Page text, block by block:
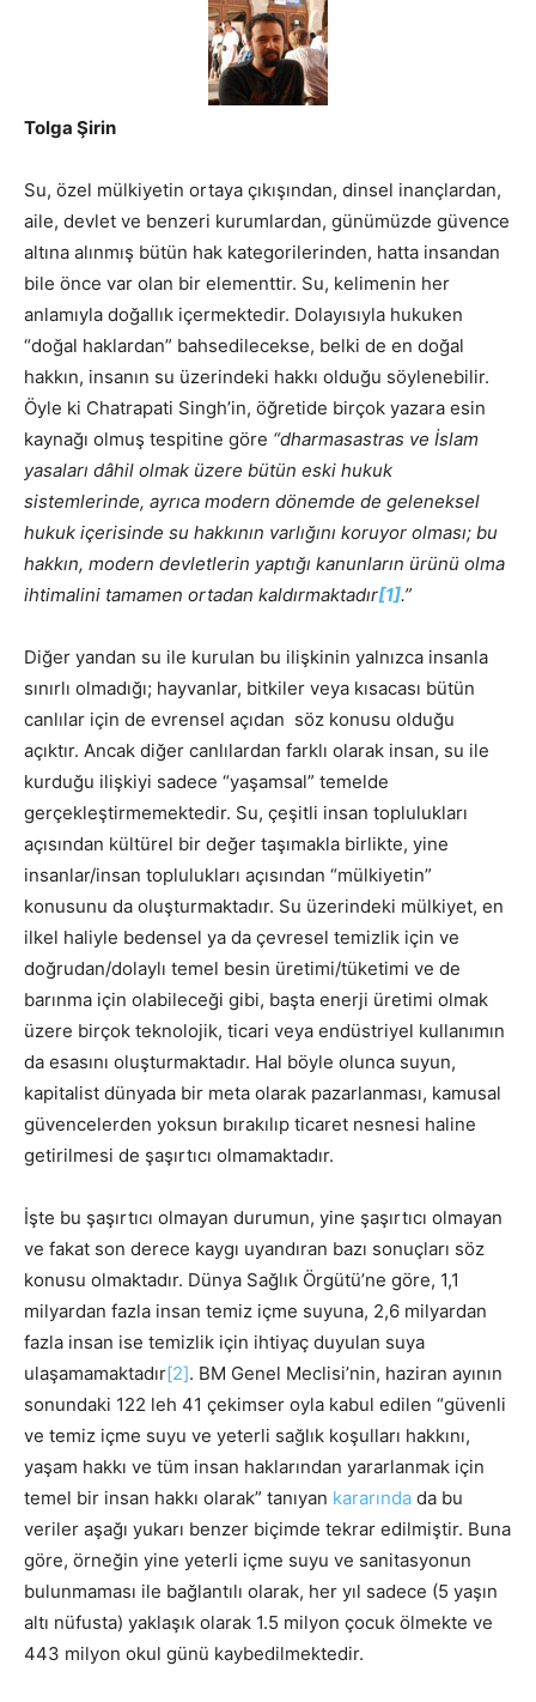
Tolga Şirin
Su, özel mülkiyetin ortaya çıkışından, dinsel inançlardan,
aile, devlet ve benzeri kurumlardan, günümüzde güvence
altına alınmış bütün hak kategorilerinden, hatta insandan
bile önce var olan bir elementtir. Su, kelimenin her
anlamıyla doğallık içermektedir. Dolayısıyla hukuken
“doğal haklardan” bahsedilecekse, belki de en doğal
hakkın, insanın su üzerindeki hakkı olduğu söylenebilir.
Öyle ki Chatrapati Singh’in, öğretide birçok yazara esin
kaynağı olmuş tespitine göre “dharmasastras ve İslam
yasaları dâhil olmak üzere bütün eski hukuk
sistemlerinde, ayrıca modern dönemde de geleneksel
hukuk içerisinde su hakkının varlığını koruyor olması; bu
hakkın, modern devletlerin yaptığı kanunların ürünü olma
ihtimalini tamamen ortadan kaldırmaktadır[1].”
Diğer yandan su ile kurulan bu ilişkinin yalnızca insanla
sınırlı olmadığı; hayvanlar, bitkiler veya kısacası bütün
canlılar için de evrensel açıdan söz konusu olduğu
açıktır. Ancak diğer canlılardan farklı olarak insan, su ile
kurduğu ilişkiyi sadece “yaşamsal” temelde
gerçekleştirmemektedir. Su, çeşitli insan toplulukları
açısından kültürel bir değer taşımakla birlikte, yine
insanlar/insan toplulukları açısından “mülkiyetin”
konusunu da oluşturmaktadır. Su üzerindeki mülkiyet, en
ilkel haliyle bedensel ya da çevresel temizlik için ve
doğrudan/dolaylı temel besin üretimi/tüketimi ve de
barınma için olabileceği gibi, başta enerji üretimi olmak
üzere birçok teknolojik, ticari veya endüstriyel kullanımın
da esasını oluşturmaktadır. Hal böyle olunca suyun,
kapitalist dünyada bir meta olarak pazarlanması, kamusal
güvencelerden yoksun bırakılıp ticaret nesnesi haline
getirilmesi de şaşırtıcı olmamaktadır.
İşte bu şaşırtıcı olmayan durumun, yine şaşırtıcı olmayan
ve fakat son derece kaygı uyandıran bazı sonuçları söz
konusu olmaktadır. Dünya Sağlık Örgütü’ne göre, 1,1
milyardan fazla insan temiz içme suyuna, 2,6 milyardan
fazla insan ise temizlik için ihtiyaç duyulan suya
ulaşamamaktadır[2]. BM Genel Meclisi’nin, haziran ayının
sonundaki 122 leh 41 çekimser oyla kabul edilen “güvenli
ve temiz içme suyu ve yeterli sağlık koşulları hakkını,
yaşam hakkı ve tüm insan haklarından yararlanmak için
temel bir insan hakkı olarak” tanıyan kararında da bu
veriler aşağı yukarı benzer biçimde tekrar edilmiştir. Buna
göre, örneğin yine yeterli içme suyu ve sanitasyonun
bulunmaması ile bağlantılı olarak, her yıl sadece (5 yaşın
altı nüfusta) yaklaşık olarak 1.5 milyon çocuk ölmekte ve
443 milyon okul günü kaybedilmektedir.